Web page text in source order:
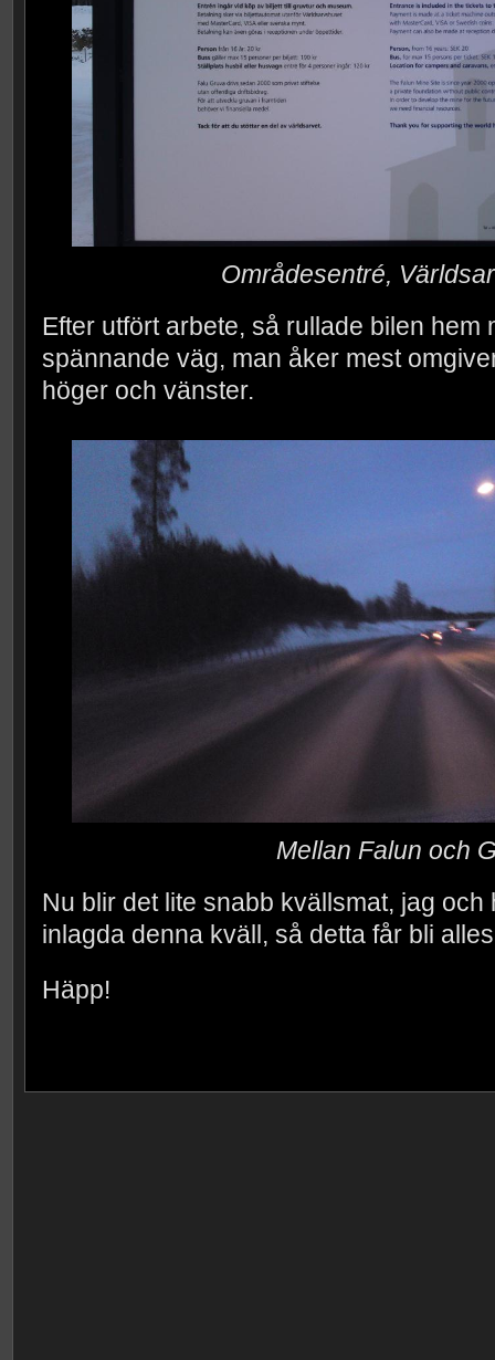
Områdesentré,
Efter utfört arbete, så rullade bilen hem
spännande väg, man åker mest
höger och vänster.
Mellan Falun och
Nu blir det lite snabb kvällsmat, jag
inlagda denna kväll, så detta får bli
Häpp!